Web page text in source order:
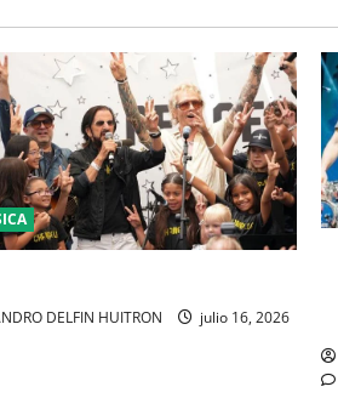
DELFIN HUITRON
julio 16, 2026